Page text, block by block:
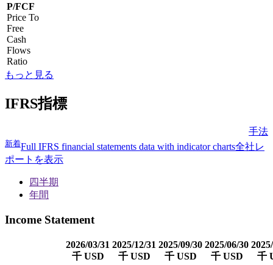
P/FCF
Price To
Free
Cash
Flows
Ratio
もっと見る
IFRS指標
手法
新着Full IFRS financial statements data with indicator charts全社レ
ポートを表示
四半期
年間
Income Statement
2026/03/31
千 USD
2025/12/31
千 USD
2025/09/30
千 USD
2025/06/30
千 USD
千